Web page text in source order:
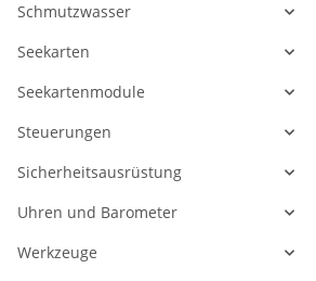
Schmutzwasser
Seekarten
Seekartenmodule
Steuerungen
Sicherheitsausrüstung
Uhren und Barometer
Werkzeuge